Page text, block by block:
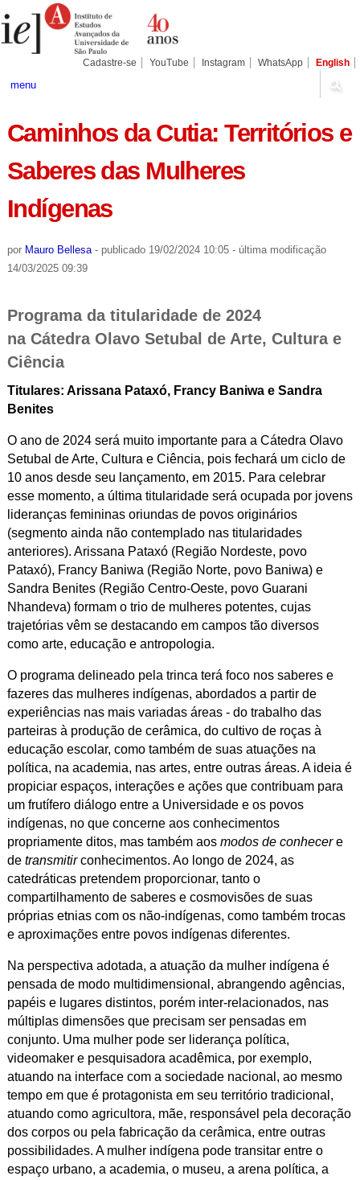
para
conteúdo.
Pessoais
Cadastre-se YouTube Instagram WhatsApp English
menu
Caminhos da Cutia: Territórios e
Saberes das Mulheres
Indígenas
por Mauro Bellesa - publicado19/02/2024 10:05 - última modificação
14/03/2025 09:39
Programa da titularidade de 2024
na Cátedra Olavo Setubal de Arte, Cultura e
Ciência
Titulares: Arissana Pataxó, Francy Baniwa e Sandra
Benites
O ano de 2024 será muito importante para a Cátedra Olavo
Setubal de Arte, Cultura e Ciência, pois fechará um ciclo de
10 anos desde seu lançamento, em 2015. Para celebrar
esse momento, a última titularidade será ocupada por jovens
lideranças femininas oriundas de povos originários
(segmento ainda não contemplado nas titularidades
anteriores). Arissana Pataxó (Região Nordeste, povo
Pataxó), Francy Baniwa (Região Norte, povo Baniwa) e
Sandra Benites (Região Centro-Oeste, povo Guarani
Nhandeva) formam o trio de mulheres potentes, cujas
trajetórias vêm se destacando em campos tão diversos
como arte, educação e antropologia.
O programa delineado pela trinca terá foco nos saberes e
fazeres das mulheres indígenas, abordados a partir de
experiências nas mais variadas áreas - do trabalho das
parteiras à produção de cerâmica, do cultivo de roças à
educação escolar, como também de suas atuações na
política, na academia, nas artes, entre outras áreas. A ideia é
propiciar espaços, interações e ações que contribuam para
um frutífero diálogo entre a Universidade e os povos
indígenas, no que concerne aos conhecimentos
propriamente ditos, mas também aos modos de conhecere
de transmitirconhecimentos. Ao longo de 2024, as
catedráticas pretendem proporcionar, tanto o
compartilhamento de saberes e cosmovisões de suas
próprias etnias com os não-indígenas, como também trocas
e aproximações entre povos indígenas diferentes.
Na perspectiva adotada, a atuação da mulher indígena é
pensada de modo multidimensional, abrangendo agências,
papéis e lugares distintos, porém inter-relacionados, nas
múltiplas dimensões que precisam ser pensadas em
conjunto. Uma mulher pode ser liderança política,
videomaker e pesquisadora acadêmica, por exemplo,
atuando na interface com a sociedade nacional, ao mesmo
tempo em que é protagonista em seu território tradicional,
atuando como agricultora, mãe, responsável pela decoração
dos corpos ou pela fabricação da cerâmica, entre outras
possibilidades. A mulher indígena pode transitar entre o
espaço urbano, a academia, o museu, a arena política, a